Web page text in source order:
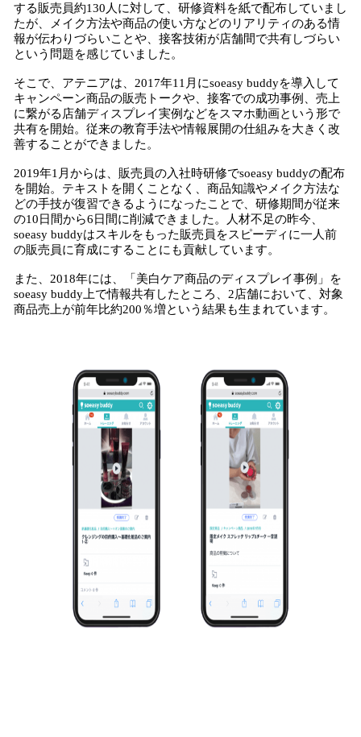
する販売員約130人に対して、研修資料を紙で配布していまし
たが、メイク方法や商品の使い方などのリアリティのある情
報が伝わりづらいことや、接客技術が店舗間で共有しづらい
という問題を感じていました。
そこで、アテニアは、2017年11月にsoeasy buddyを導入して
キャンペーン商品の販売トークや、接客での成功事例、売上
に繋がる店舗ディスプレイ実例などをスマホ動画という形で
共有を開始。従来の教育手法や情報展開の仕組みを大きく改
善することができました。
2019年1月からは、販売員の入社時研修でsoeasy buddyの配布
を開始。テキストを開くことなく、商品知識やメイク方法な
どの手技が復習できるようになったことで、研修期間が従来
の10日間から6日間に削減できました。人材不足の昨今、
soeasy buddyはスキルをもった販売員をスピーディに一人前
の販売員に育成にすることにも貢献しています。
また、2018年には、「美白ケア商品のディスプレイ事例」を
soeasy buddy上で情報共有したところ、2店舗において、対象
商品売上が前年比約200％増という結果も生まれています。